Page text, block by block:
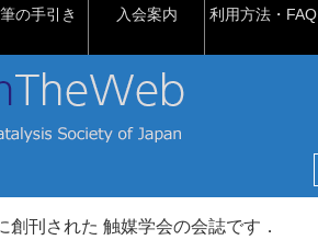
の手引き 入会案内 利用方法・FAQ
刊された 触媒学会の会誌です．